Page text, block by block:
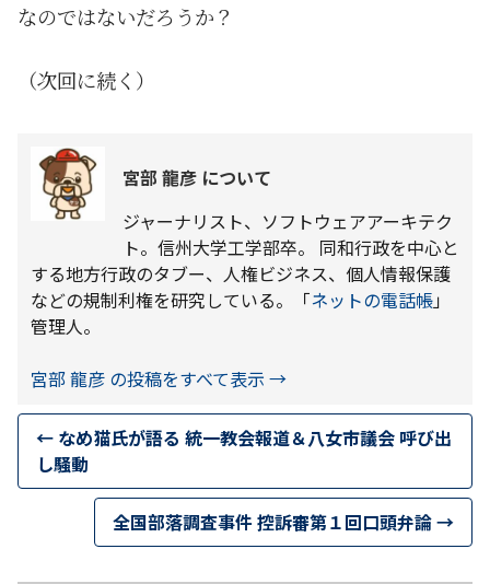
なのではないだろうか？
（次回に続く）
宮部 龍彦 について
ジャーナリスト、ソフトウェアアーキテク
ト。信州大学工学部卒。 同和行政を中心と
する地方行政のタブー、人権ビジネス、個人情報保護
などの規制利権を研究している。「ネットの電話帳」
管理人。
宮部 龍彦 の投稿をすべて表示 →
← なめ猫氏が語る 統一教会報道＆八女市議会 呼び出
し騒動
全国部落調査事件 控訴審第１回口頭弁論→